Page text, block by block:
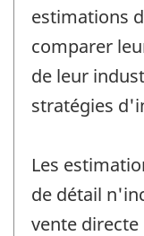
estimations
comparer
de leur
stratégies
Les
de détail
vente directe